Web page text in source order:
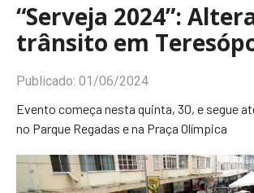
“Serveja 2024”:
trânsito em
Publicado: 01/06/2024
Evento começa nesta quinta, 30, e segue
no Parque Regadas e na Praça Olímpica